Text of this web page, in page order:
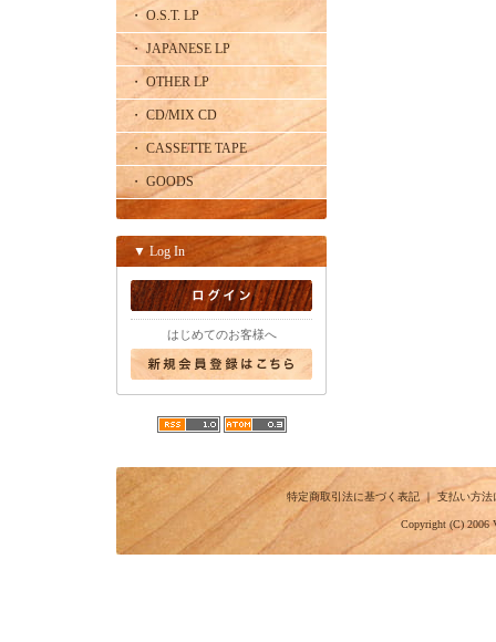
・ O.S.T. LP
・ JAPANESE LP
・ OTHER LP
・ CD/MIX CD
・ CASSETTE TAPE
・ GOODS
▼ Log In
はじめてのお客様へ
特定商取引法に基づく表記｜支払い方法
Copyright (C) 2006